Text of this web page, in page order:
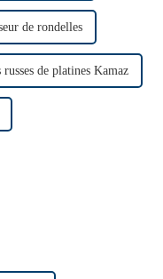
de rondelles
russes de platines Kamaz